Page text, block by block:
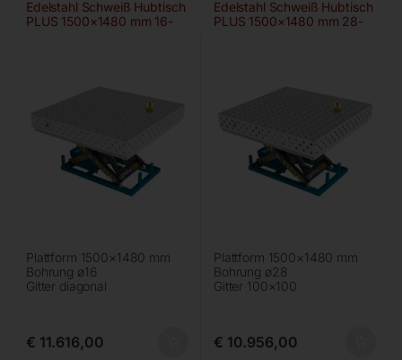
Edelstahl Schweiß Hubtisch
PLUS 1500×1480 mm 16-
Plattform 1500×1480 mm
Bohrung ø16
Gitter diagonal
€ 11.616,00
Edelstahl Schweiß Hubtisch
PLUS 1500×1480 mm 28-
Plattform 1500×1480 mm
Bohrung ø28
Gitter 100×100
€ 10.956,00